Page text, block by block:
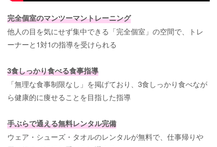
完全個室のマンツーマントレーニング
他人の目を気にせず集中できる「完全個室」の空間で、トレ
ーナーと1対1の指導を受けられる
3食しっかり食べる食事指導
「無理な食事制限なし」を掲げており、3食しっかり食べなが
ら健康的に痩せることを目指した指導
手ぶらで通える無料レンタル完備
ウェア・シューズ・タオルのレンタルが無料で、仕事帰りや